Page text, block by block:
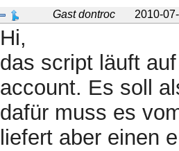
Gast dontroc 2010-
Hi,
das script läuft
account. Es soll
dafür muss es
liefert aber einen